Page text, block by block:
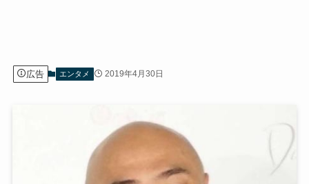
広告 エンタメ 2019年4月30日